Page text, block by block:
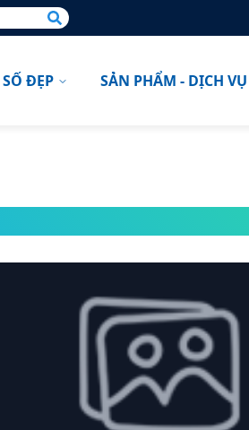
ĐẸP SẢN PHẨM - DỊCH VỤ